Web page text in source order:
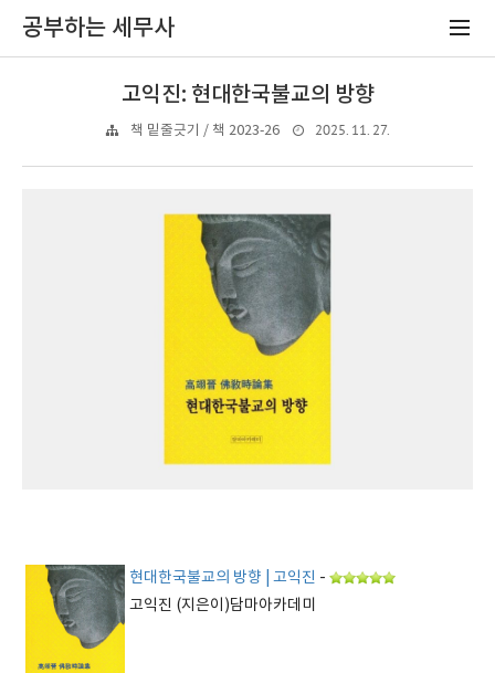
공부하는 세무사
고익진: 현대한국불교의 방향
책 밑줄긋기 / 책 2023-26 2025. 11. 27.
현대한국불교의 방향 | 고익진 -
고익진 (지은이)담마아카데미